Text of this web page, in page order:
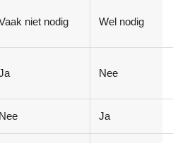
niet nodig Wel nodig
Nee
Nee Ja